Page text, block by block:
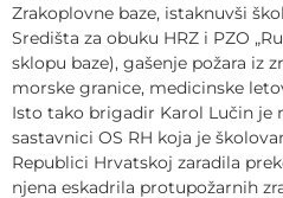
Zrakoplovne baze, istaknuvši
Središta za obuku HRZ i PZO
sklopu baze), gašenje požara iz
morske granice, medicinske
Isto tako brigadir Karol Lučin je
sastavnici OS RH koja je
Republici Hrvatskoj zaradila
njena eskadrila protupožarnih